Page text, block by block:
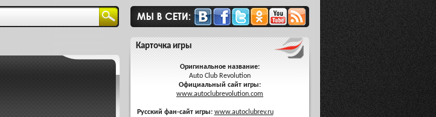
Карточка игры
Оригинальное название:
Auto Club Revolution
Официальный сайт игры:
www.autoclubrevolution.com
Русский фан-сайт игры: www.autoclubrev.ru